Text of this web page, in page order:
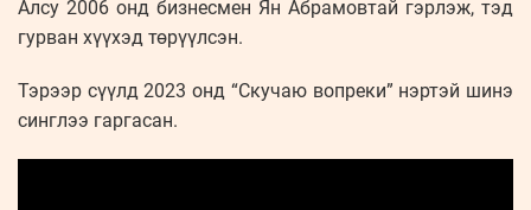
Алсу 2006 онд бизнесмен Ян Абрамовтай гэрлэж, тэд
гурван хүүхэд төрүүлсэн.
Тэрээр сүүлд 2023 онд “Скучаю вопреки” нэртэй шинэ
синглээ гаргасан.